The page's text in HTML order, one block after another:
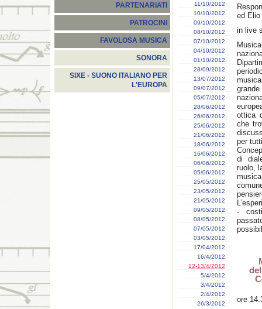
PARTENARIATI
PATROCINI
FAVOLOSA MUSICA
SONORA
SIXE - SUONO ITALIANO PER
L'EUROPA
11/10/2012
10/10/2012
09/10/2012
08/10/2012
07/10/2012
04/10/2012
01/10/2012
28/09/2012
13/07/2012
09/07/2012
05/07/2012
28/06/2012
26/06/2012
25/06/2012
21/06/2012
18/06/2012
16/06/2012
06/06/2012
05/06/2012
25/05/2012
23/05/2012
21/05/2012
09/05/2012
08/05/2012
07/05/2012
03/05/2012
17/04/2012
16/4/2012
12-13/4/2012
5/4/2012
3/4/2012
2/4/2012
26/3/2012
ed
in live
ottica
che
per
di
ruolo,
-
ore